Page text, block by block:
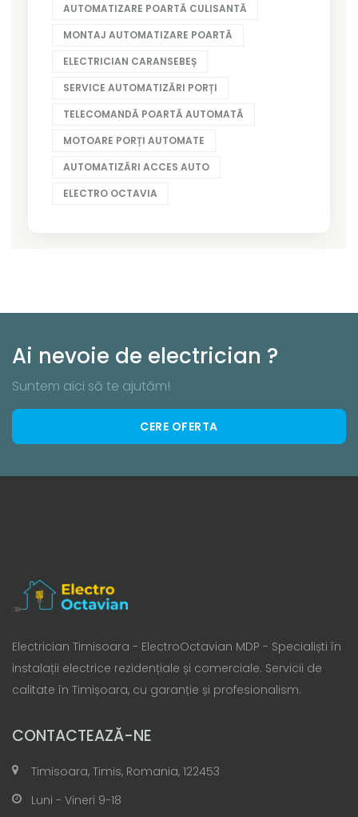
AUTOMATIZARE POARTĂ CULISANTĂ
MONTAJ AUTOMATIZARE POARTĂ
ELECTRICIAN CARANSEBEȘ
SERVICE AUTOMATIZĂRI PORȚI
TELECOMANDĂ POARTĂ AUTOMATĂ
MOTOARE PORȚI AUTOMATE
AUTOMATIZĂRI ACCES AUTO
ELECTRO OCTAVIA
Ai nevoie de electrician ?
Suntem aici să te ajutăm!
CERE OFERTA
Electrician Timisoara - ElectroOctavian MDP - Specialiști în
instalații electrice rezidențiale și comerciale. Servicii de
calitate în Timișoara, cu garanție și profesionalism.
CONTACTEAZĂ-NE
Timisoara, Timis, Romania, 122453
Luni - Vineri 9-18